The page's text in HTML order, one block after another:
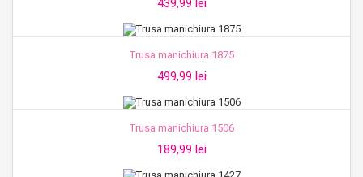
439,99 lei
Trusa manichiura 1875
499,99 lei
Trusa manichiura 1506
189,99 lei